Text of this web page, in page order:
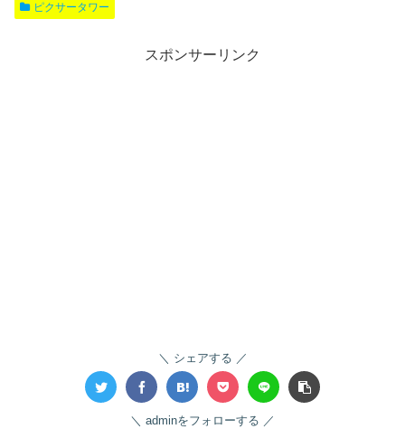
ピクサータワー
スポンサーリンク
シェアする
adminをフォローする